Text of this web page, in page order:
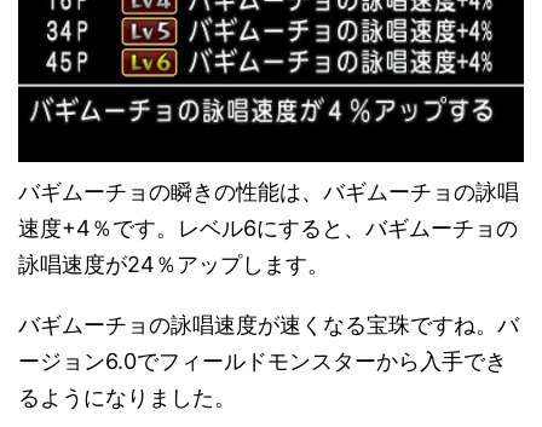
バギムーチョの瞬きの性能は、バギムーチョの詠唱
速度+4％です。レベル6にすると、バギムーチョの
詠唱速度が24％アップします。
バギムーチョの詠唱速度が速くなる宝珠ですね。バ
ージョン6.0でフィールドモンスターから入手でき
るようになりました。